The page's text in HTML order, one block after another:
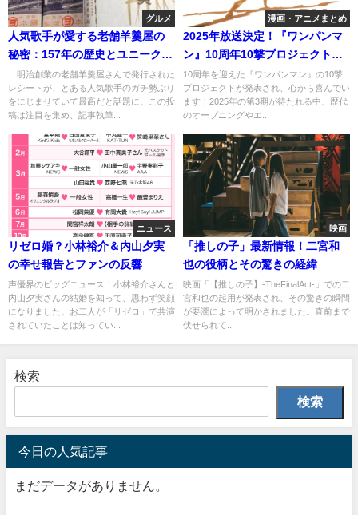
グルメ
人気歌手が愛する老舗羊羹屋の
秘密：157年の歴史とユニークな
レシート
明治創業の老舗羊羹屋さんで発行された
レシートが、とある人気歌手のガチ勢ぶり
をにじませていて最高だと話題に。この投
稿は注目を集め、記事執筆...
漫画・アニメまとめ
2025年放送決定！『ワンパンマ
ン』10周年10撃プロジェクトの
すべて
10周年を迎えた『ワンパンマン』の10撃
プロジェクトが発表され、心から喜んでい
ます！2025年の第3期が待たれる中、歴代
のオープニングやエ...
ニュース
リゼロ婚？小林裕介＆内山夕実
の幸せ報告とファンの反響
声優界のビッグニュース！小林裕介さんと
内山夕実さんの結婚を知って、思わず笑顔
になりました。お二人が「リゼロ」で共演
されていたことは知ってい...
映画
「推しの子」最新情報！二宮和
也の役柄とその驚きの経緯
映画「【推しの子】-TheFinalAct-」での二
宮和也の起用が発表され、その驚きの瞬間
が要潤によって明かされました。直前まで
伏せられて...
検索
検索
今日の人気記事
まだデータがありません。